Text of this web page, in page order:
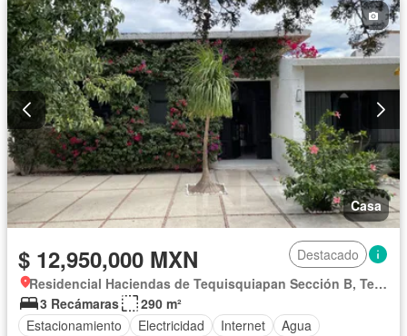
Casa
$ 12,950,000 MXN
Destacado
Residencial Haciendas de Tequisquiapan Sección B, Tequisquiapan
3 Recámaras
290 m²
Estacionamiento
Electricidad Internet Agua